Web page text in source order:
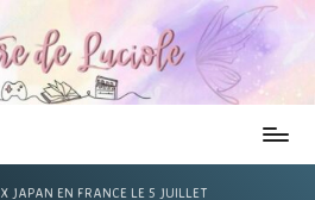
X JAPAN EN FRANCE LE 5 JUILLET